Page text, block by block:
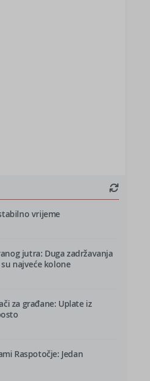
vrijeme
jutra: Duga zadržavanja
najveće kolone
za građane: Uplate iz
Raspotočje: Jedan